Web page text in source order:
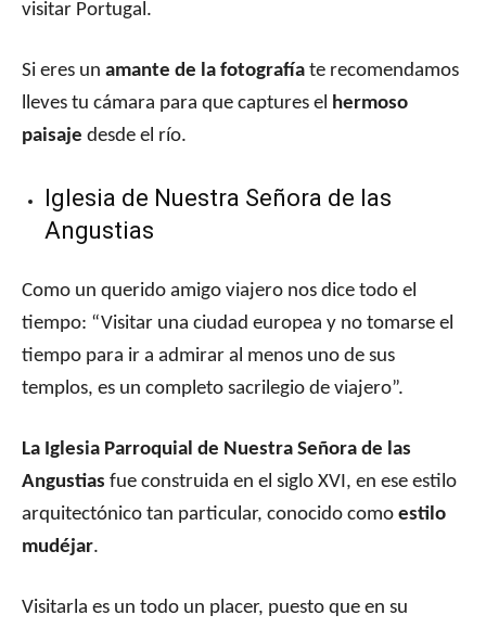
visitar Portugal.
Si eres un amante de la fotografía te recomendamos
lleves tu cámara para que captures el hermoso
paisaje desde el río.
Iglesia de Nuestra Señora de las
Angustias
Como un querido amigo viajero nos dice todo el
tiempo: “Visitar una ciudad europea y no tomarse el
tiempo para ir a admirar al menos uno de sus
templos, es un completo sacrilegio de viajero”.
La Iglesia Parroquial de Nuestra Señora de las
Angustias fue construida en el siglo XVI, en ese estilo
arquitectónico tan particular, conocido como estilo
mudéjar.
Visitarla es un todo un placer, puesto que en su